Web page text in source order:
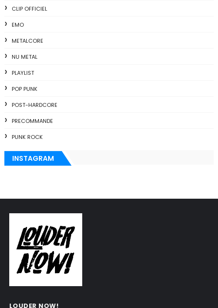
CLIP OFFICIEL
EMO
METALCORE
NU METAL
PLAYLIST
POP PUNK
POST-HARDCORE
PRECOMMANDE
PUNK ROCK
INSTAGRAM
LOUDER NOW!